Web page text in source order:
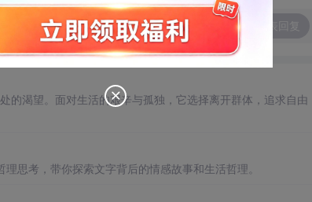
的渴望。面对生活的艰辛与孤独，它选择离开群体，追求自由
思考，带你探索文字背后的情感故事和生活哲理。